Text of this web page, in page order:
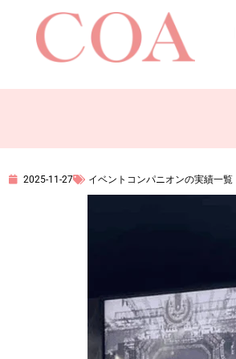
2025-11-27 イベントコンパニオンの実績一覧